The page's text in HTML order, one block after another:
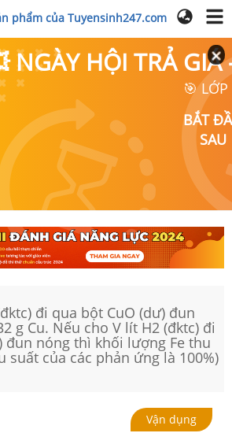
phẩm của Tuyensinh247.com
NGÀY HỘI TRẢ GIÁ
🎯
BẮT
SAU
đi qua bột CuO (dư) đun
g Cu. Nếu cho V lít H2 (đktc) đi
đun nóng thì khối lượng Fe thu
suất của các phản ứng là 100%)
Vận dụng